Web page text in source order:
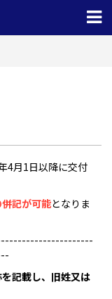
4月1日以降に交付
記が可能となりま
記載し、旧姓又は